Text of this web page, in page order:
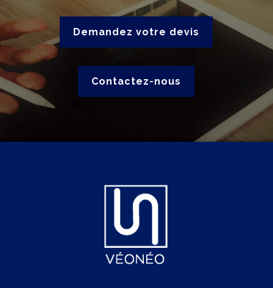
Demandez votre devis
Contactez-nous